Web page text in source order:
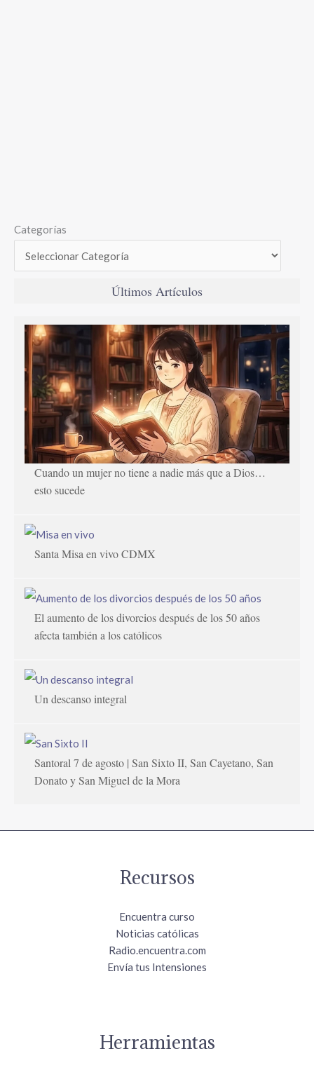
Categorías
Últimos Artículos
Cuando un mujer no tiene a nadie más que a Dios…
esto sucede
Santa Misa en vivo CDMX
El aumento de los divorcios después de los 50 años
afecta también a los católicos
Un descanso integral
Santoral 7 de agosto | San Sixto II, San Cayetano, San
Donato y San Miguel de la Mora
Recursos
Encuentra curso
Noticias católicas
Radio.encuentra.com
Envía tus Intensiones
Herramientas